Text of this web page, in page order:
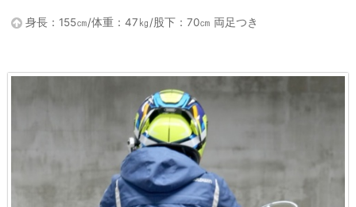
身長：155㎝/体重：47㎏/股下：70㎝ 両足つき